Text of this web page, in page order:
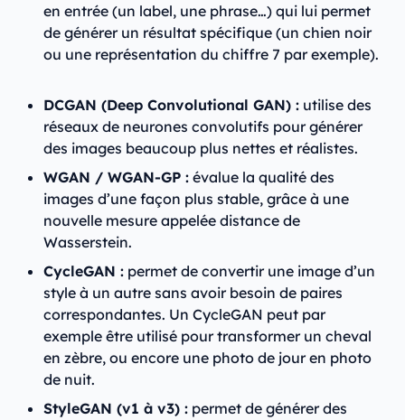
en entrée (un label, une phrase…) qui lui permet
de générer un résultat spécifique (un chien noir
ou une représentation du chiffre 7 par exemple).
DCGAN (Deep Convolutional GAN) : utilise des
réseaux de neurones convolutifs pour générer
des images beaucoup plus nettes et réalistes.
WGAN / WGAN-GP : évalue la qualité des
images d’une façon plus stable, grâce à une
nouvelle mesure appelée distance de
Wasserstein.
CycleGAN : permet de convertir une image d’un
style à un autre sans avoir besoin de paires
correspondantes. Un CycleGAN peut par
exemple être utilisé pour transformer un cheval
en zèbre, ou encore une photo de jour en photo
de nuit.
StyleGAN (v1 à v3) : permet de générer des